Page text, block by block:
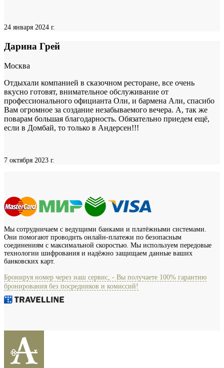
24 января 2024 г.
Дарина Грей
Москва
Отдыхали компанией в сказочном ресторане, все очень
вкусно готовят, внимательное обслуживание от
профессионального официанта Оли, и бармена Али, спасибо
Вам огромное за создание незабываемого вечера. А, так же
поварам большая благодарность. Обязательно приедем ещё,
если в Домбай, то только в Андерсен!!!
7 октября 2023 г.
Мы сотрудничаем с ведущими банками и платёжными системами.
Они помогают проводить онлайн-платежи по безопасным
соединениям с максимальной скоростью. Мы используем передовые
технологии шифрования и надёжно защищаем данные ваших
банковских карт.
Бронируя номер через наш сервис, - Вы получаете 100% гарантию
бронирования без посредников и комиссий!